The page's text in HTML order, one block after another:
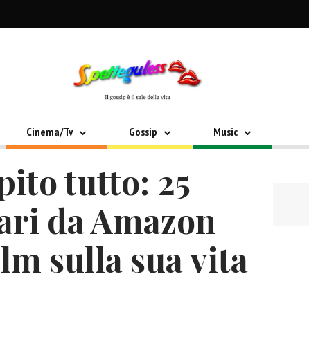
Cinema/Tv Gossip Music
tutto: 25
da Amazon
sulla sua vita